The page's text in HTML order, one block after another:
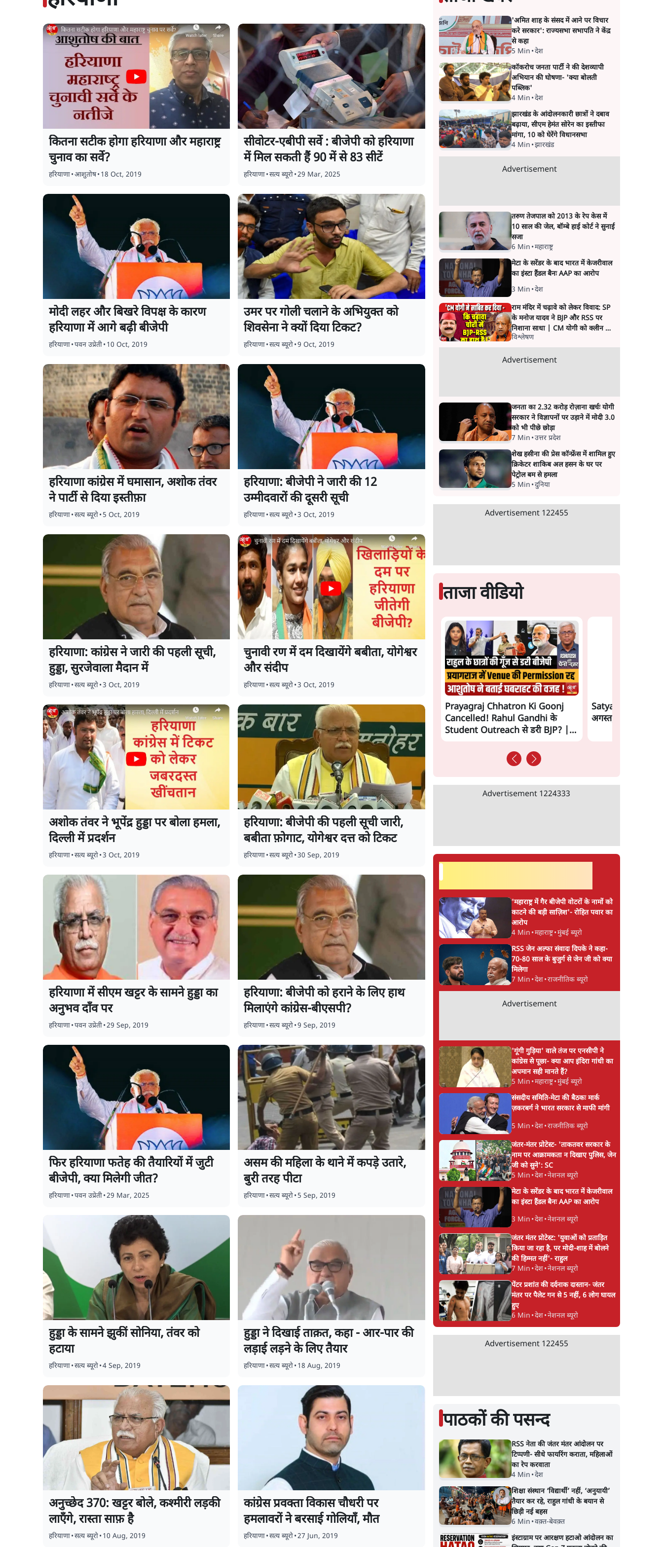
कितना सटीक होगा हरियाणा और महाराष्ट्र
चुनाव का सर्वे?
हरियाणा•आशुतोष• 18 Oct, 2019
सीवोटर-एबीपी सर्वे : बीजेपी को हरियाणा
में मिल सकती हैं 90 में से 83 सीटें
हरियाणा•सत्य ब्यूरो•29 Mar, 2025
मोदी लहर और बिखरे विपक्ष के कारण
हरियाणा में आगे बढ़ी बीजेपी
हरियाणा•पवन उप्रेती• 10 Oct, 2019
उमर पर गोली चलाने के अभियुक्त को
शिवसेना ने क्यों दिया टिकट?
हरियाणा•सत्य ब्यूरो•9 Oct, 2019
हरियाणा कांग्रेस में घमासान, अशोक तंवर
ने पार्टी से दिया इस्तीफ़ा
हरियाणा•सत्य ब्यूरो• 5 Oct, 2019
हरियाणा: बीजेपी ने जारी की 12
उम्मीदवारों की दूसरी सूची
हरियाणा•सत्य ब्यूरो•3 Oct, 2019
हरियाणा: कांग्रेस ने जारी की पहली सूची,
हुड्डा, सुरजेवाला मैदान में
हरियाणा•सत्य ब्यूरो•3 Oct, 2019
चुनावी रण में दम दिखायेंगे बबीता, योगेश्वर
और संदीप
हरियाणा•सत्य ब्यूरो•3 Oct, 2019
अशोक तंवर ने भूपेंद्र हुड्डा पर बोला हमला,
दिल्ली में प्रदर्शन
हरियाणा•सत्य ब्यूरो•3 Oct, 2019
हरियाणा: बीजेपी की पहली सूची जारी,
बबीता फ़ोगाट, योगेश्वर दत्त को टिकट
हरियाणा•सत्य ब्यूरो•30 Sep, 2019
हरियाणा में सीएम खट्टर के सामने हुड्डा का
अनुभव दाँव पर
हरियाणा•पवन उप्रेती•29 Sep, 2019
हरियाणा: बीजेपी को हराने के लिए हाथ
मिलाएंगे कांग्रेस-बीएसपी?
हरियाणा•सत्य ब्यूरो•9 Sep, 2019
फिर हरियाणा फतेह की तैयारियों में जुटी
बीजेपी, क्या मिलेगी जीत?
हरियाणा•पवन उप्रेती•29 Mar, 2025
असम की महिला के थाने में कपड़े उतारे,
बुरी तरह पीटा
हरियाणा•सत्य ब्यूरो• 5 Sep, 2019
हुड्डा के सामने झुकीं सोनिया, तंवर को
हटाया
हरियाणा•सत्य ब्यूरो•4 Sep, 2019
हुड्डा ने दिखाई ताक़त, कहा - आर-पार की
लड़ाई लड़ने के लिए तैयार
हरियाणा•सत्य ब्यूरो• 18 Aug, 2019
अनुच्छेद 370: खट्टर बोले, कश्मीरी लड़की
लाएँगे, रास्ता साफ़ है
हरियाणा•सत्य ब्यूरो• 10 Aug, 2019
कांग्रेस प्रवक्ता विकास चौधरी पर
हमलावरों ने बरसाई गोलियाँ, मौत
हरियाणा•सत्य ब्यूरो•27 Jun, 2019
'अमित शाह के संसद में आने पर विचार
करे सरकार': राज्यसभा सभापति ने केंद्र
से कहा
5 Min •देश
कॉकरोच जनता पार्टी ने की देशव्यापी
अभियान की घोषणा- 'क्या बोलती
पब्लिक'
4 Min •देश
झारखंड के आंदोलनकारी छात्रों ने दबाव
बढ़ाया, सीएम हेमंत सोरेन का इस्तीफा
मांगा, 10 को घेरेंगे विधानसभा
4 Min •झारखंड
Advertisement
तरुण तेजपाल को 2013 के रेप केस में
10 साल की जेल, बॉम्बे हाई कोर्ट ने सुनाई
सजा
6 Min •महाराष्ट्र
मेटा के सरेंडर के बाद भारत में केजरीवाल
का इंस्टा हैंडल बैनः AAP का आरोप
3 Min •देश
राम मंदिर में चढ़ावे को लेकर विवाद: SP
के मनोज यादव ने BJP और RSS पर
निशाना साधा | CM योगी को क्लीन चिट
मिली
विश्लेषण
Advertisement
जनता का 2.32 करोड़ रोज़ाना खर्चः योगी
सरकार ने विज्ञापनों पर उड़ाने में मोदी 3.0
को भी पीछे छोड़ा
7 Min •उत्तर प्रदेश
शेख हसीना की प्रेस कॉन्फ्रेंस में शामिल हुए
क्रिकेटर शाकिब अल हसन के घर पर
पेट्रोल बम से हमला
5 Min •दुनिया
Advertisement 122455
ताजा वीडियो
Prayagraj Chhatron Ki Goonj
Cancelled! Rahul Gandhi के
Student Outreach से डरी BJP? |
Satya Hindi
अगस्त, दोपहर 2
Advertisement 1224333
सर्वाधिक पढ़ी गयी खबरें
'महाराष्ट्र में गैर बीजेपी वोटरों के नामों को
काटने की बड़ी साज़िश'- रोहित पवार का
आरोप
4 Min •महाराष्ट्र•मुंबई ब्यूरो
RSS जेन अल्फा संवादः दिपके ने कहा-
70-80 साल के बुजुर्ग से जेन जी को क्या
मिलेगा
7 Min •देश•राजनीतिक ब्यूरो
Advertisement
'गूंगी गुड़िया' वाले तंज पर एनसीपी ने
कांग्रेस से पूछा- क्या आप इंदिरा गांधी का
अपमान सही मानते हैं?
5 Min •महाराष्ट्र•मुंबई ब्यूरो
संसदीय समिति-मेटा की बैठकः मार्क
ज़करबर्ग ने भारत सरकार से माफी मांगी
5 Min •देश•राजनीतिक ब्यूरो
जंतर-मंतर प्रोटेस्ट- 'ताकतवर सरकार के
नाम पर आक्रामकता न दिखाए पुलिस, जेन
जी को सुने': SC
5 Min •देश•नेशनल ब्यूरो
मेटा के सरेंडर के बाद भारत में केजरीवाल
का इंस्टा हैंडल बैनः AAP का आरोप
3 Min •देश•नेशनल ब्यूरो
जंतर मंतर प्रोटेस्ट: 'युवाओं को प्रताड़ित
किया जा रहा है, पर मोदी-शाह में बोलने
की हिम्मत नहीं'- राहुल
7 Min •देश•नेशनल ब्यूरो
पेंटर प्रशांत की दर्दनाक दास्तान- जंतर
मंतर पर पैलेट गन से 5 नहीं, 6 लोग घायल
हुए
6 Min •देश•नेशनल ब्यूरो
Advertisement 122455
पाठकों की पसन्द
RSS नेता की जंतर मंतर आंदोलन पर
टिप्पणी- सीधे फायरिंग कराता, महिलाओं
का रेप करवाता
4 Min •देश
शिक्षा संस्थान ‘विद्यार्थी’ नहीं, ‘अनुयायी’
तैयार कर रहे, राहुल गांधी के बयान से
छिड़ी नई बहस
6 Min •वक़्त-बेवक़्त
इंस्टाग्राम पर आरक्षण हटाओ आंदोलन का